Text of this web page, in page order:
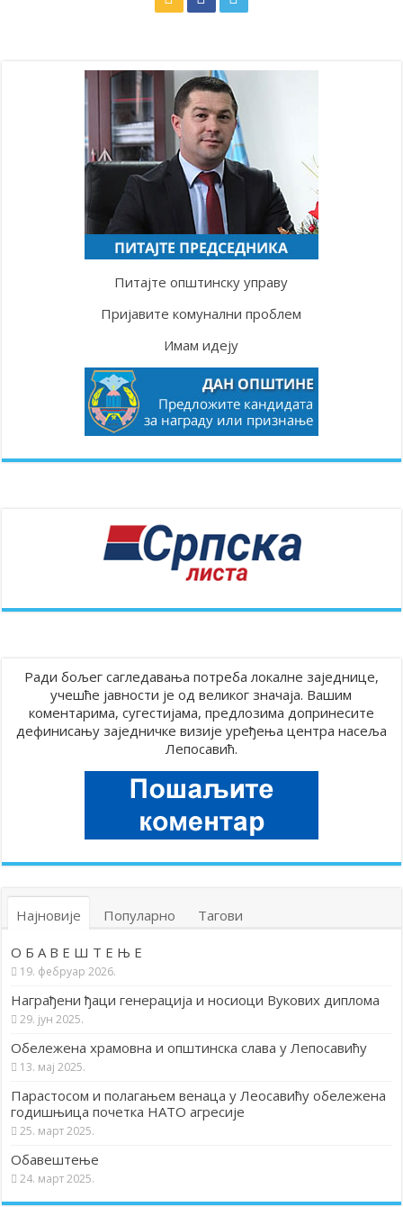
Питајте општинску управу
Пријавите комунални проблем
Имам идеју
Ради бољег сагледавања потреба локалне заједнице,
учешће јавности је од великог значаја. Вашим
коментарима, сугестијама, предлозима допринесите
дефинисању заједничке визије уређења центра насеља
Лепосавић.
Најновије Популарно Тагови
О Б А В Е Ш Т Е Њ Е
19. фебруар 2026.
Награђени ђаци генерација и носиоци Вукових диплома
29. јун 2025.
Обележена храмовна и општинска слава у Лепосавићу
13. мај 2025.
Парастосом и полагањем венаца у Леосавићу обележена
годишњица почетка НАТО агресије
25. март 2025.
Обавештење
24. март 2025.